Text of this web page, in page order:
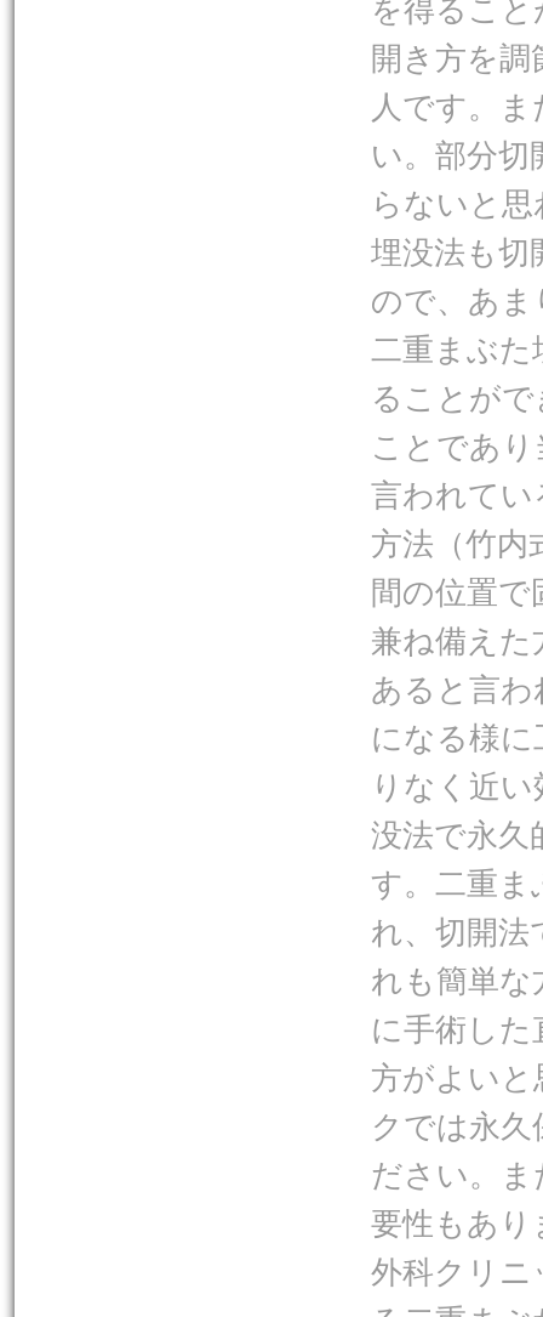
を得るこ
開き方を
人です。
い。部分切
らないと
埋没法も切
ので、あ
二重まぶた
ることが
ことであ
言われてい
方法（竹内
間の位置
兼ね備えた
あると言
になる様
りなく近
没法で永
す。二重ま
れ、切開
れも簡単
に手術し
方がよい
クでは永
ださい。
要性もあり
外科クリニ